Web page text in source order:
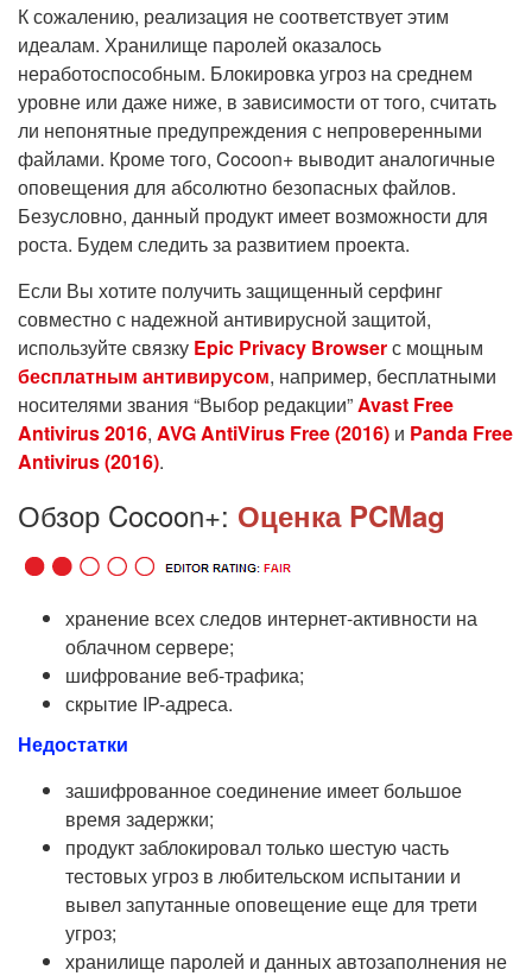
К сожалению, реализация не соответствует этим
идеалам. Хранилище паролей оказалось
неработоспособным. Блокировка угроз на среднем
уровне или даже ниже, в зависимости от того, считать
ли непонятные предупреждения с непроверенными
файлами. Кроме того, Cocoon+ выводит аналогичные
оповещения для абсолютно безопасных файлов.
Безусловно, данный продукт имеет возможности для
роста. Будем следить за развитием проекта.
Если Вы хотите получить защищенный серфинг
совместно с надежной антивирусной защитой,
используйте связку Epic Privacy Browserс мощным
бесплатным антивирусом, например, бесплатными
носителями звания “Выбор редакции” Avast Free
Antivirus 2016, AVG AntiVirus Free (2016) и Panda Free
Antivirus (2016).
Обзор Cocoon+: Оценка PCMag
хранение всех следов интернет-активности на
облачном сервере;
шифрование веб-трафика;
скрытие IP-адреса.
Недостатки
зашифрованное соединение имеет большое
время задержки;
продукт заблокировал только шестую часть
тестовых угроз в любительском испытании и
вывел запутанные оповещение еще для трети
угроз;
хранилище паролей и данных автозаполнения не